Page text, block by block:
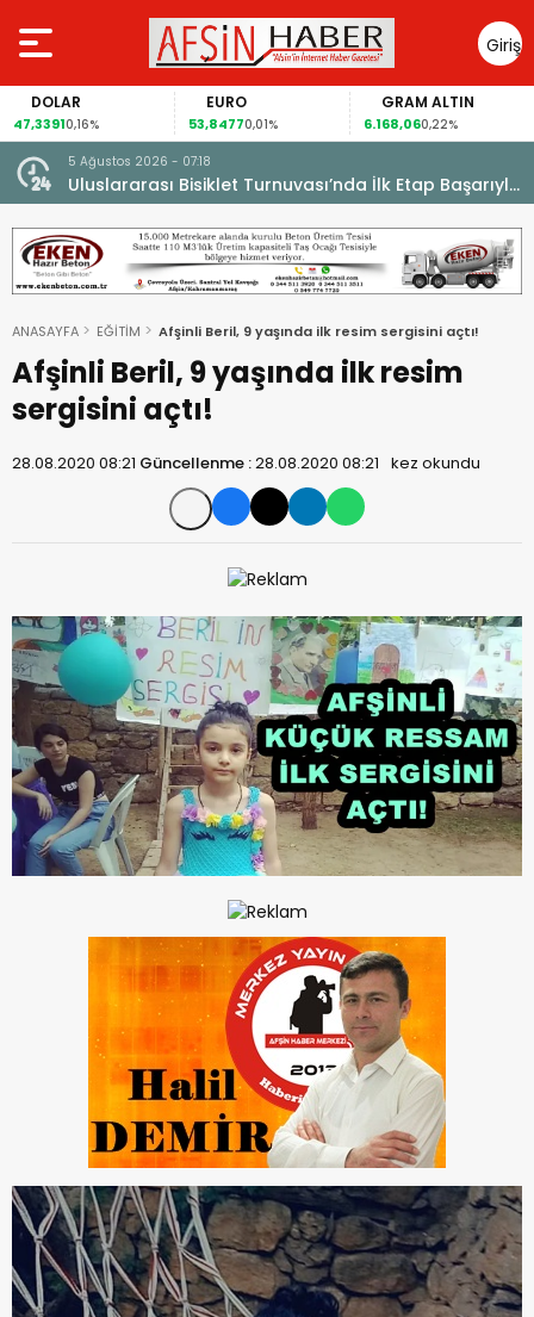
Giriş
Yap
EURO
53,84770,01%
GRAM ALTIN
6.168,060,22%
FAİZ
42,31-0,35%
5 Ağustos 2026 - 07:18
Uluslararası Bisiklet Turnuvası’nda İlk Etap Başarıyla
Tamamlandı.
ANASAYFA EĞİTİM Afşinli Beril, 9 yaşında ilk resim sergisini açtı!
Afşinli Beril, 9 yaşında ilk resim
sergisini açtı!
28.08.2020 08:21 Güncellenme :28.08.2020 08:21 kez okundu